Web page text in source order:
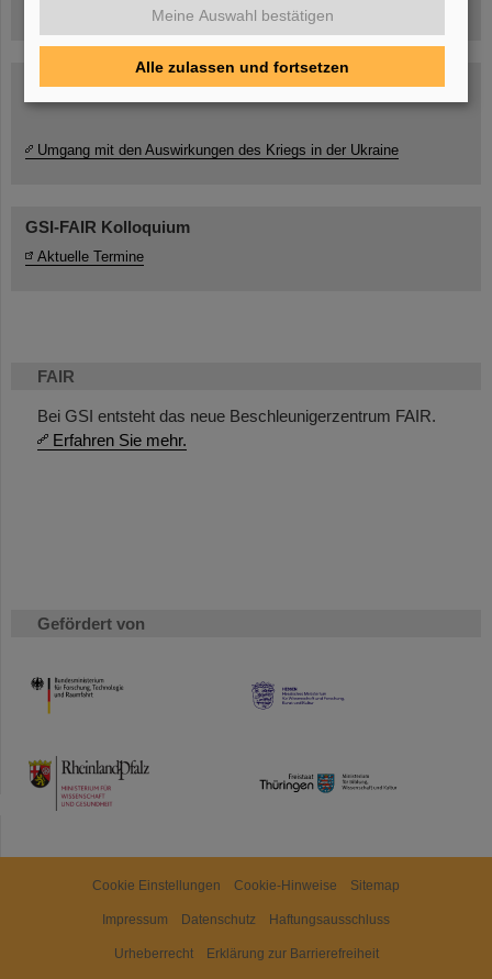
FAIR
Bei GSI entsteht das neue Beschleunigerzentrum FAIR.
Erfahren Sie mehr.
Gefördert von
HMWK
TMWWDG
Umgang mit den Auswirkungen des Kriegs in der Ukraine
GSI-FAIR Kolloquium
Aktuelle Termine
Cookie Einstellungen Cookie-Hinweise Sitemap
Impressum Datenschutz Haftungsausschluss
Urheberrecht Erklärung zur Barrierefreiheit
Meine Auswahl bestätigen
Alle zulassen und fortsetzen